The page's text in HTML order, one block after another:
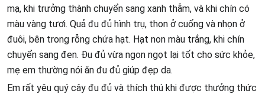
mạ, khi trưởng thành chuyển sang xanh thẫm, và khi chín có
màu vàng tươi. Quả đu đủ hình trụ, thon ở cuống và nhọn ở
đuôi, bên trong rỗng chứa hạt. Hạt non màu trắng, khi chín
chuyển sang đen. Đu đủ vừa ngon ngọt lại tốt cho sức khỏe,
mẹ em thường nói ăn đu đủ giúp đẹp da.
Em rất yêu quý cây đu đủ và thích thú khi được thưởng thức